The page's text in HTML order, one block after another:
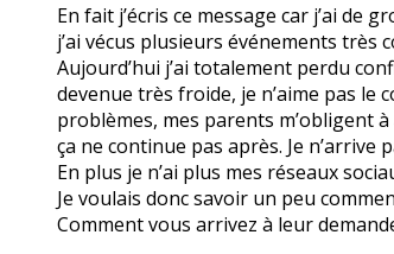
En fait j’écris ce message car j’ai
j’ai vécus plusieurs événements très
Aujourd’hui j’ai totalement perdu
devenue très froide, je n’aime pas le
problèmes, mes parents m’obligent
ça ne continue pas après. Je n’arrive
En plus je n’ai plus mes réseaux
Je voulais donc savoir un peu
Comment vous arrivez à leur